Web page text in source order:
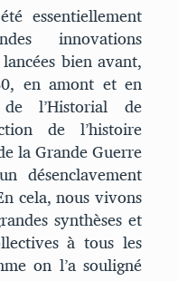
essentiellement
innovations
bien avant,
en amont et en
l’Historial de
de l’histoire
la Grande Guerre
désenclavement
cela, nous vivons
synthèses et
à tous les
on l’a souligné